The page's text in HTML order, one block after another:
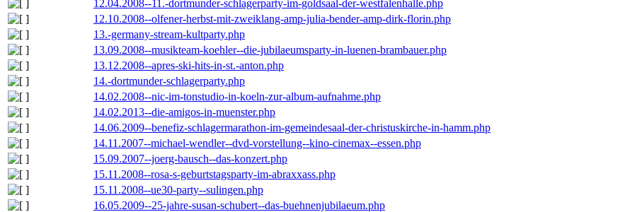
12.04.2008--11.-dortmunder-schlagerparty-im-goldsaal-der-westfalenhalle.php
12.10.2008--olfener-herbst-mit-zweiklang-amp-julia-bender-amp-dirk-florin.php
13.-germany-stream-kultparty.php
13.09.2008--musikteam-koehler--die-jubilaeumsparty-in-luenen-brambauer.php
13.12.2008--apres-ski-hits-in-st.-anton.php
14.-dortmunder-schlagerparty.php
14.02.2008--nic-im-tonstudio-in-koeln-zur-album-aufnahme.php
14.02.2013--die-amigos-in-muenster.php
14.06.2009--benefiz-schlagermarathon-im-gemeindesaal-der-christuskirche-in-hamm.php
14.11.2007--michael-wendler--dvd-vorstellung--kino-cinemax--essen.php
15.09.2007--joerg-bausch--das-konzert.php
15.11.2008--rosa-s-geburtstagsparty-im-abraxxass.php
15.11.2008--ue30-party--sulingen.php
16.05.2009--25-jahre-susan-schubert--das-buehnenjubilaeum.php